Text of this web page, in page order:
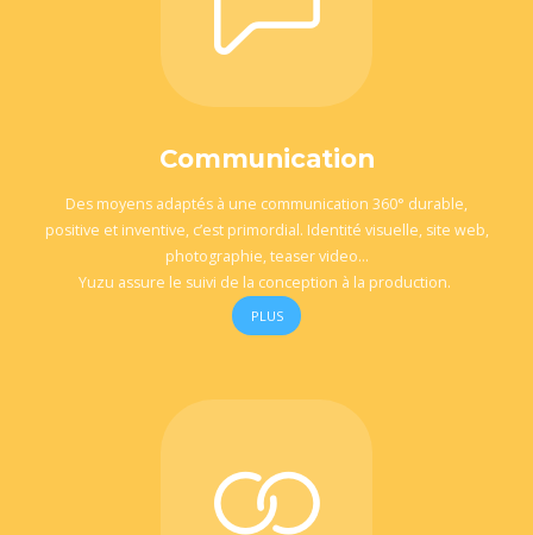
Communication
Des moyens adaptés à une communication 360° durable,
positive et inventive, c’est primordial. Identité visuelle, site web,
photographie, teaser video…
Yuzu assure le suivi de la conception à la production.
PLUS